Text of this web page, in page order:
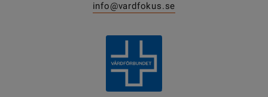
info@vardfokus.se